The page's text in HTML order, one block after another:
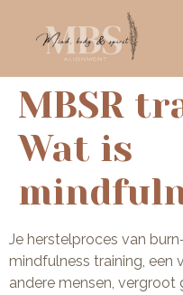
MBSR
Wat is
Je herstelproces van
mindfulness training, een
andere mensen, vergroot